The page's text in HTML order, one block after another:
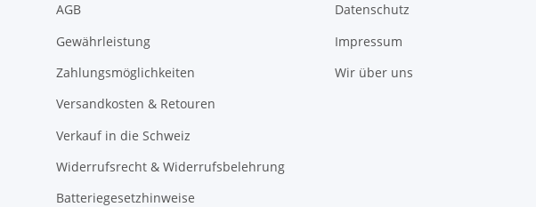
AGB
Gewährleistung
Zahlungsmöglichkeiten
Versandkosten & Retouren
Verkauf in die Schweiz
Widerrufsrecht & Widerrufsbelehrung
Batteriegesetzhinweise
Datenschutz
Impressum
Wir über uns